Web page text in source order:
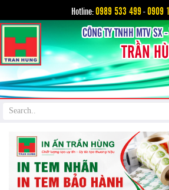
Hotline:0989 533 499-0909
CÔNG TY TNHH MTV
TRẦN